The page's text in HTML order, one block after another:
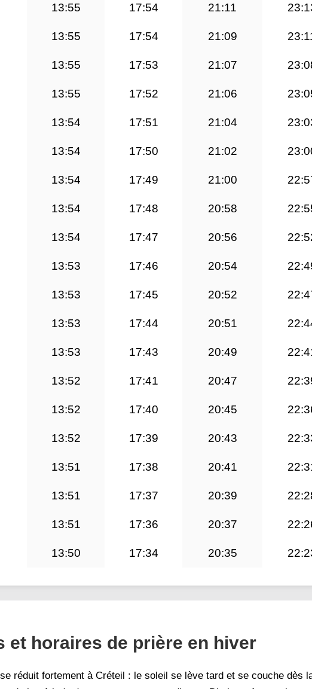
13:55 17:54 21:11
13:55 17:54 21:09
13:55 17:53 21:07
13:55 17:52 21:06
13:54 17:51 21:04
13:54 17:50 21:02
13:54 17:49 21:00
13:54 17:48 20:58
13:54 17:47 20:56
13:53 17:46 20:54
13:53 17:45 20:52
13:53 17:44 20:51
13:53 17:43 20:49
13:52 17:41 20:47
13:52 17:40 20:45
13:52 17:39 20:43
13:51 17:38 20:41
13:51 17:37 20:39
13:51 17:36 20:37
13:50 17:34 20:35
et horaires de prière en hiver
réduit fortement à Créteil : le soleil se lève tard et se couche dès